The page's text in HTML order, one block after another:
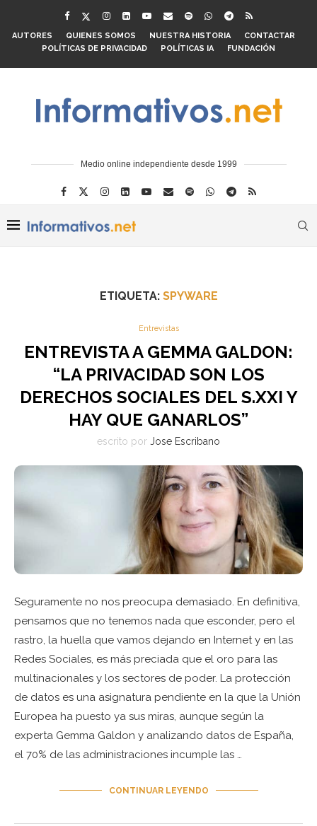
AUTORES QUIENES SOMOS NUESTRA HISTORIA
CONTACTAR
POLÍTICAS DE PRIVACIDAD
POLÍTICAS IA FUNDACIÓN
Medio online independiente desde 1999
ETIQUETA: SPYWARE
Entrevistas
ENTREVISTA A GEMMA GALDON:
“LA PRIVACIDAD SON LOS
DERECHOS SOCIALES DEL S.XXI Y
HAY QUE GANARLOS”
escrito por Jose Escribano
Seguramente no nos preocupa demasiado. En definitiva,
pensamos que no tenemos nada que esconder, pero el
rastro, la huella que vamos dejando en Internet y en las
Redes Sociales, es más preciada que el oro para las
multinacionales y los sectores de poder. La protección
de datos es una asignatura pendiente en la que la Unión
Europea ha puesto ya sus miras, aunque según la
experta Gemma Galdon y analizando datos de España,
el 70% de las administraciones incumple las …
CONTINUAR LEYENDO